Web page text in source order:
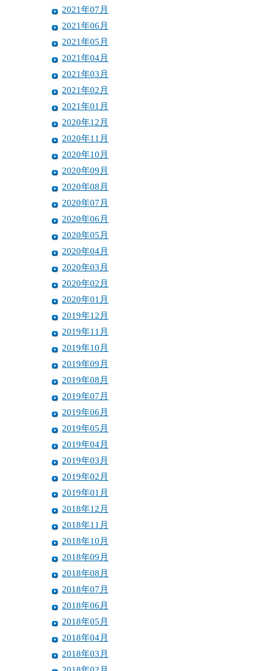
2021年07月
2021年06月
2021年05月
2021年04月
2021年03月
2021年02月
2021年01月
2020年12月
2020年11月
2020年10月
2020年09月
2020年08月
2020年07月
2020年06月
2020年05月
2020年04月
2020年03月
2020年02月
2020年01月
2019年12月
2019年11月
2019年10月
2019年09月
2019年08月
2019年07月
2019年06月
2019年05月
2019年04月
2019年03月
2019年02月
2019年01月
2018年12月
2018年11月
2018年10月
2018年09月
2018年08月
2018年07月
2018年06月
2018年05月
2018年04月
2018年03月